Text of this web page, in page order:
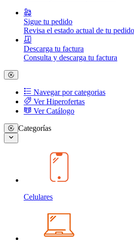
Sigue tu pedido
Revisa el estado actual de tu
Descarga tu factura
Consulta y descarga tu factura
Navegar por categorias
Ver Hiperofertas
Ver Catálogo
Categorías
Celulares